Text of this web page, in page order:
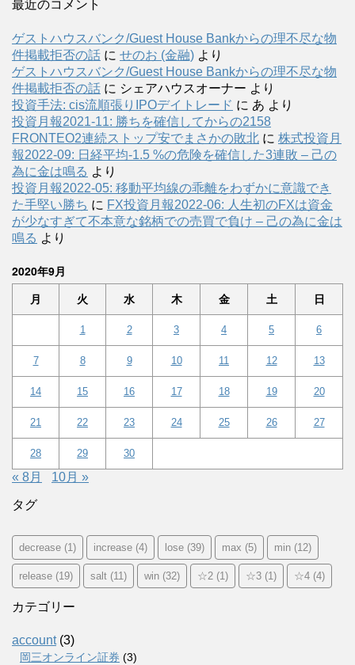
最近のコメント
ゲストハウスバンク/Guest House Bankからの理不尽な物
件掲載拒否の話 に せのお (金融) より
ゲストハウスバンク/Guest House Bankからの理不尽な物
件掲載拒否の話 に シェアハウスオーナー より
投資手法: cis流順張りIPOデイトレード に あ より
投資月報2021-11: 勝ちを確信してからの2158
FRONTEO2連続ストップ安でまさかの敗北 に 株式投資月
報2022-09: 日経平均-1.5 %の危険を確信した3連敗 – 己の
為に金は鳴る より
投資月報2022-05: 移動平均線の乖離をわずかに意識でき
た手堅い勝ち に FX投資月報2022-06: 人生初のFXは資金
が少なすぎて不本意な銘柄での売買で負け – 己の為に金は
鳴る より
2020年9月
月 火 水 木 金 土 日
1 2 3 4 5 6
7 8 9 10 11 12 13
14 15 16 17 18 19 20
21 22 23 24 25 26 27
28 29 30
« 8月 10月 »
タグ
decrease (1) increase (4) lose (39) max (5) min (12)
release (19) salt (11) win (32) ☆2 (1) ☆3 (1) ☆4 (4)
カテゴリー
account(3)
岡三オンライン証券 (3)